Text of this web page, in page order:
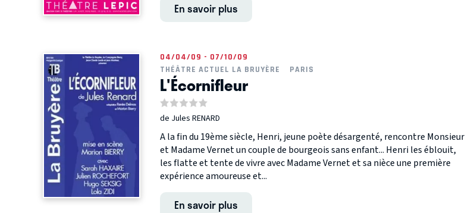
En savoir plus
04/04/09 - 07/10/09
THÉÂTRE ACTUEL LA BRUYÈRE
PARIS
L'Écornifleur
de Jules RENARD
A la fin du 19ème siècle, Henri, jeune poète désargenté, rencontre Monsieur
et Madame Vernet un couple de bourgeois sans enfant... Henri les éblouit,
les flatte et tente de vivre avec Madame Vernet et sa nièce une première
expérience amoureuse et...
En savoir plus